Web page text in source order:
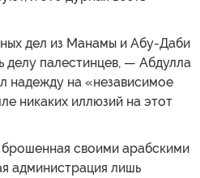
дел из Манамы и Абу-Даби
делу палестинцев, — Абдулла
надежду на «независимое
никаких иллюзий на этот
брошенная своими арабскими
администрация лишь